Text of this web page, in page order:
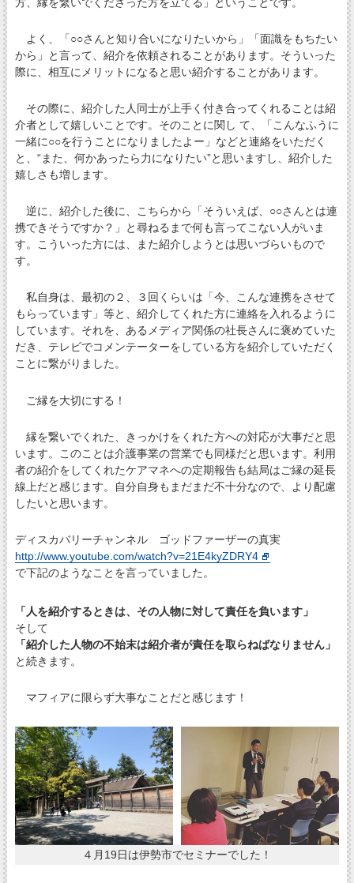
よく、「○○さんと知り合いになりたいから」「面識をもちたい
から」と言って、紹介を依頼されることがあります。そういった
際に、相互にメリットになると思い紹介することがあります。
その際に、紹介した人同士が上手く付き合ってくれることは紹
介者として嬉しいことです。そのことに関し て、「こんなふうに
一緒に○○を行うことになりましたよー」などと連絡をいただく
と、“また、何かあったら力になりたい”と思いますし、紹介した
嬉しさも増します。
逆に、紹介した後に、こちらから「そういえば、○○さんとは連
携できそうですか？」と尋ねるまで何も言ってこない人がいま
す。こういった方には、また紹介しようとは思いづらいもので
す。
私自身は、最初の２、３回くらいは「今、こんな連携をさせて
もらっています」等と、紹介してくれた方に連絡を入れるように
しています。それを、あるメディア関係の社長さんに褒めていた
だき、テレビでコメンテーターをしている方を紹介していただく
ことに繋がりました。
ご縁を大切にする！
縁を繋いでくれた、きっかけをくれた方への対応が大事だと思
います。このことは介護事業の営業でも同様だと思います。利用
者の紹介をしてくれたケアマネへの定期報告も結局はご縁の延長
線上だと感じます。自分自身もまだまだ不十分なので、より配慮
したいと思います。
ディスカバリーチャンネル ゴッドファーザーの真実
http://www.youtube.com/watch?v=21E4kyZDRY4
で下記のようなことを言っていました。
「人を紹介するときは、その人物に対して責任を負います」
そして
「紹介した人物の不始末は紹介者が責任を取らねばなりません」
と続きます。
マフィアに限らず大事なことだと感じます！
４月19日は伊勢市でセミナーでした！